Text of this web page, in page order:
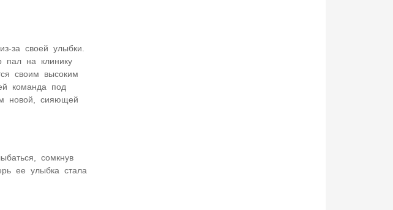
за своей улыбки.
пал на клинику
своим высоким
команда под
новой, сияющей
сомкнув
ее улыбка стала